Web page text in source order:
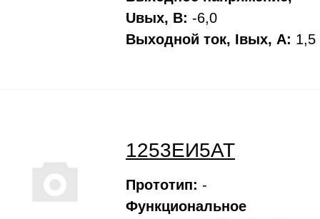
Uвых, В: -6,0
Выходной ток, Iвых, A: 1,5
1253ЕИ5АТ
Прототип: -
Функциональное